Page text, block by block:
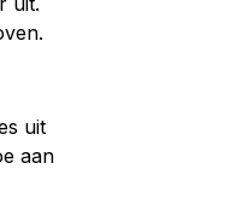
uit
aan